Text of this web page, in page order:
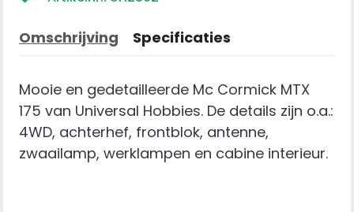
Omschrijving Specificaties
Mooie en gedetailleerde Mc Cormick MTX
175 van Universal Hobbies. De details zijn o.a.:
4WD, achterhef, frontblok, antenne,
zwaailamp, werklampen en cabine interieur.